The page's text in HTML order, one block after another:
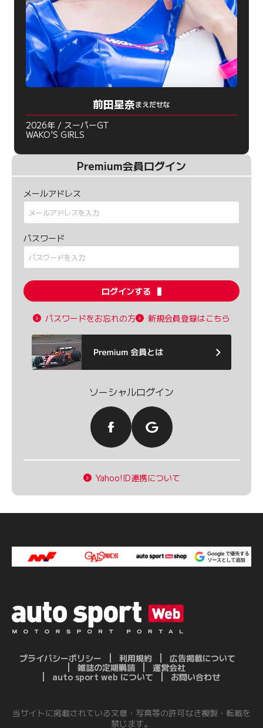
前田星奈まえだせな
2026年 / スーパーGT
WAKO'S GIRLS
Premium会員ログイン
メールアドレス
パスワード
ログインする
パスワードをお忘れの方 新規会員登録はこちら
ソーシャルログイン
Yahoo!ID連携について
プライバシーポリシー 利用規約
広告掲載について
雑誌の定期購読
運営会社
auto sport web について
お問い合わせ
当サイトに掲載されている文章・写真等の許可なき複製・転載を
禁じます。